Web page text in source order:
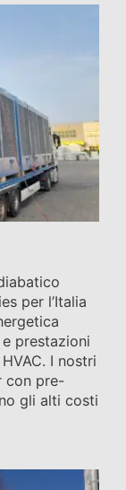
per l’Italia
prestazioni
I nostri
con pre-
gli alti costi